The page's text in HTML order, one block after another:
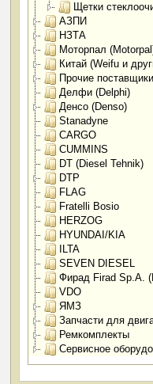
Щетки
АЗПИ
НЗТА
Моторпал
Китай (Weifu и
Прочие
Делфи (Delphi)
Денсо (Denso)
Stanadyne
CARGO
CUMMINS
DT (Diesel Tehnik)
DTP
FLAG
Fratelli Bosio
HERZOG
HYUNDAI/KIA
ILTA
SEVEN DIESEL
Фирад Firad
VDO
ЯМЗ
Запчасти для
Ремкомплекты
Сервисное